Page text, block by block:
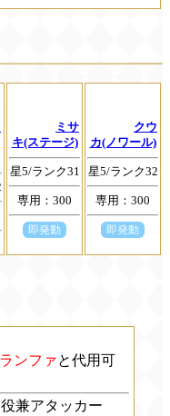
ミサ
キ(ステージ)
星5/ランク31
専用：300
即発動
クウ
カ(ノワール)
星5/ランク32
専用：300
即発動
ンファと代用可
兼アタッカー